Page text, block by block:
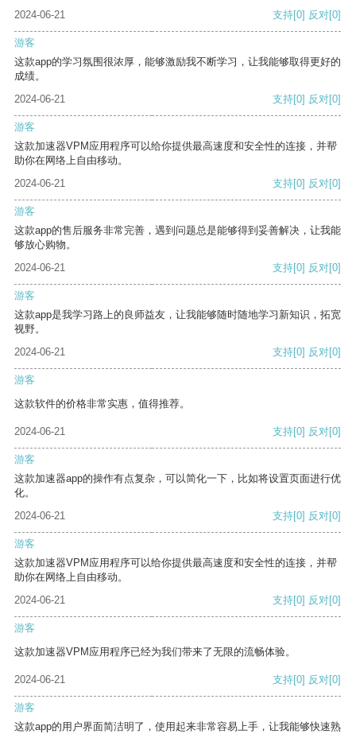
2024-06-21 支持[0] 反对[0]
游客
这款app的学习氛围很浓厚，能够激励我不断学习，让我能够取得更好的
成绩。
2024-06-21
支持[0] 反对[0]
游客
这款加速器VPM应用程序可以给你提供最高速度和安全性的连接，并帮
助你在网络上自由移动。
2024-06-21
支持[0] 反对[0]
游客
这款app的售后服务非常完善，遇到问题总是能够得到妥善解决，让我能
够放心购物。
2024-06-21
支持[0] 反对[0]
游客
这款app是我学习路上的良师益友，让我能够随时随地学习新知识，拓宽
视野。
2024-06-21
支持[0] 反对[0]
游客
这款软件的价格非常实惠，值得推荐。
2024-06-21 支持[0] 反对[0]
游客
这款加速器app的操作有点复杂，可以简化一下，比如将设置页面进行优
化。
2024-06-21
支持[0] 反对[0]
游客
这款加速器VPM应用程序可以给你提供最高速度和安全性的连接，并帮
助你在网络上自由移动。
2024-06-21
支持[0] 反对[0]
游客
这款加速器VPM应用程序已经为我们带来了无限的流畅体验。
2024-06-21 支持[0] 反对[0]
游客
这款app的用户界面简洁明了，使用起来非常容易上手，让我能够快速熟